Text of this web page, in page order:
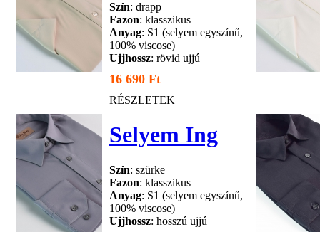
Szín: drapp
Fazon: klasszikus
Anyag: S1 (selyem egyszínű,
100% viscose)
Ujjhossz: rövid ujjú
16 690 Ft
RÉSZLETEK
Selyem Ing
Szín: szürke
Fazon: klasszikus
Anyag: S1 (selyem egyszínű,
100% viscose)
Ujjhossz: hosszú ujjú